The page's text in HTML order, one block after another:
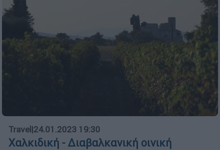
Travel |24.01.2023 19:30
Χαλκιδική - Διαβαλκανική οινική